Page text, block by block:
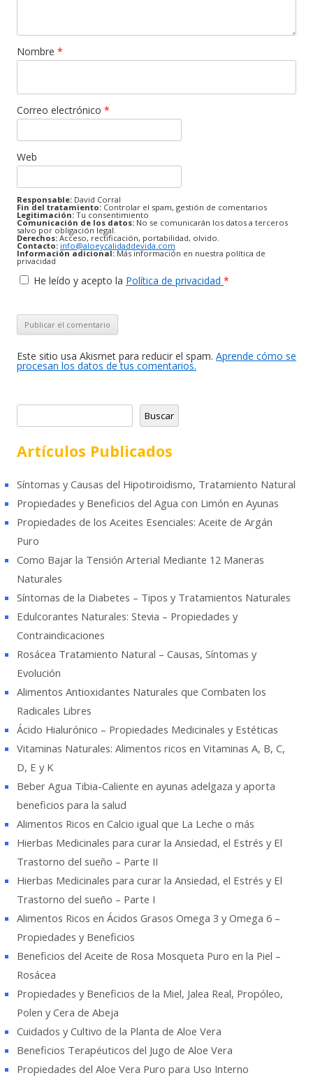
Nombre *
Correo electrónico *
Web
Responsable: David Corral
Fin del tratamiento: Controlar el spam, gestión de comentarios
Legitimación: Tu consentimiento
Comunicación de los datos: No se comunicarán los datos a terceros
salvo por obligación legal.
Derechos: Acceso, rectificación, portabilidad, olvido.
Contacto: info@aloeycalidaddevida.com
Información adicional:Más información en nuestra política de
privacidad
He leído y acepto la Política de privacidad *
Este sitio usa Akismet para reducir el spam. Aprende cómo se
procesan los datos de tus comentarios.
u
s
a
Buscar
Artículos Publicados
Síntomas y Causas del Hipotiroidismo, Tratamiento Natural
Propiedades y Beneficios del Agua con Limón en Ayunas
Propiedades de los Aceites Esenciales: Aceite de Argán
Puro
Como Bajar la Tensión Arterial Mediante 12 Maneras
Naturales
Síntomas de la Diabetes – Tipos y Tratamientos Naturales
Edulcorantes Naturales: Stevia – Propiedades y
Contraindicaciones
Rosácea Tratamiento Natural – Causas, Síntomas y
Evolución
Alimentos Antioxidantes Naturales que Combaten los
Radicales Libres
Ácido Hialurónico – Propiedades Medicinales y Estéticas
Vitaminas Naturales: Alimentos ricos en Vitaminas A, B, C,
D, E y K
Beber Agua Tibia-Caliente en ayunas adelgaza y aporta
beneficios para la salud
Alimentos Ricos en Calcio igual que La Leche o más
Hierbas Medicinales para curar la Ansiedad, el Estrés y El
Trastorno del sueño – Parte II
Hierbas Medicinales para curar la Ansiedad, el Estrés y El
Trastorno del sueño – Parte I
Alimentos Ricos en Ácidos Grasos Omega 3 y Omega 6 –
Propiedades y Beneficios
Beneficios del Aceite de Rosa Mosqueta Puro en la Piel –
Rosácea
Propiedades y Beneficios de la Miel, Jalea Real, Propóleo,
Polen y Cera de Abeja
Cuidados y Cultivo de la Planta de Aloe Vera
Beneficios Terapéuticos del Jugo de Aloe Vera
Propiedades del Aloe Vera Puro para Uso Interno